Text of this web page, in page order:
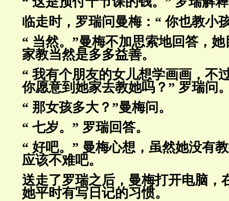
临走时，罗瑞问曼梅：“ 你也教小
“ 当然。”曼梅不加思索地回答，
家教当然是多多益善。
“ 我有个朋友的女儿想学画画，不
你愿意到她家去教她吗？” 罗瑞问
“ 那女孩多大？”曼梅问。
“ 七岁。” 罗瑞回答。
“ 好吧。” 曼梅心想，虽然她没有
应该不难吧。
送走了罗瑞之后，曼梅打开电脑，
她平时有写日记的习惯。